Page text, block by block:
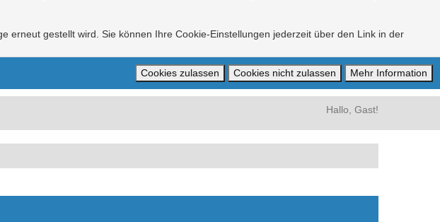
erneut gestellt wird. Sie können Ihre Cookie-Einstellungen jederzeit über den Link in der
Hallo, Gast!